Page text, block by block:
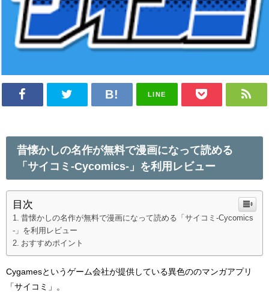
LINE
昔懐かしの名作が無料で漫画になって読める
「サイコミ-Cycomics-」を利用レビュー
目次
昔懐かしの名作が無料で漫画になって読める「サイコミ-Cycomics
-」を利用レビュー
おすすめポイント
Cygamesというゲーム会社が提供している異色ののマンガアプリ
「サイコミ」。